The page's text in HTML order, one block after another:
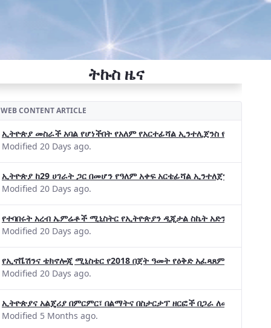
ትኩስ ዜና
WEB CONTENT ARTICLE
ኢትዮጵያ መስራች አባል የሆነችበት የአለም የአርተፊሻል ኢንተሊጀንስ የትብብር
Modified 20 Days ago.
ኢትዮጵያ ከ29 ሀገራት ጋር በመሆን የዓለም አቀፍ አርቴፊሻል ኢንተለጀንስ ትብብር
Modified 20 Days ago.
የተባበሩት አረብ ኤምሬቶች ሚኒስትር የኢትዮጵያን ዲጂታል ስኬት አድንቀዋል
Modified 20 Days ago.
የኢኖቬሽንና ቴክኖሎጂ ሚኒስቴር የ2018 በጀት ዓመት የዕቅድ አፈጻጸምና የቀጣይ
Modified 20 Days ago.
ኢትዮጵያና አልጄሪያ በምርምር፣ በልማትና በስታርታፕ ዘርፎች በጋራ ለመስራት መከሩ፡፡
Modified 5 Months ago.